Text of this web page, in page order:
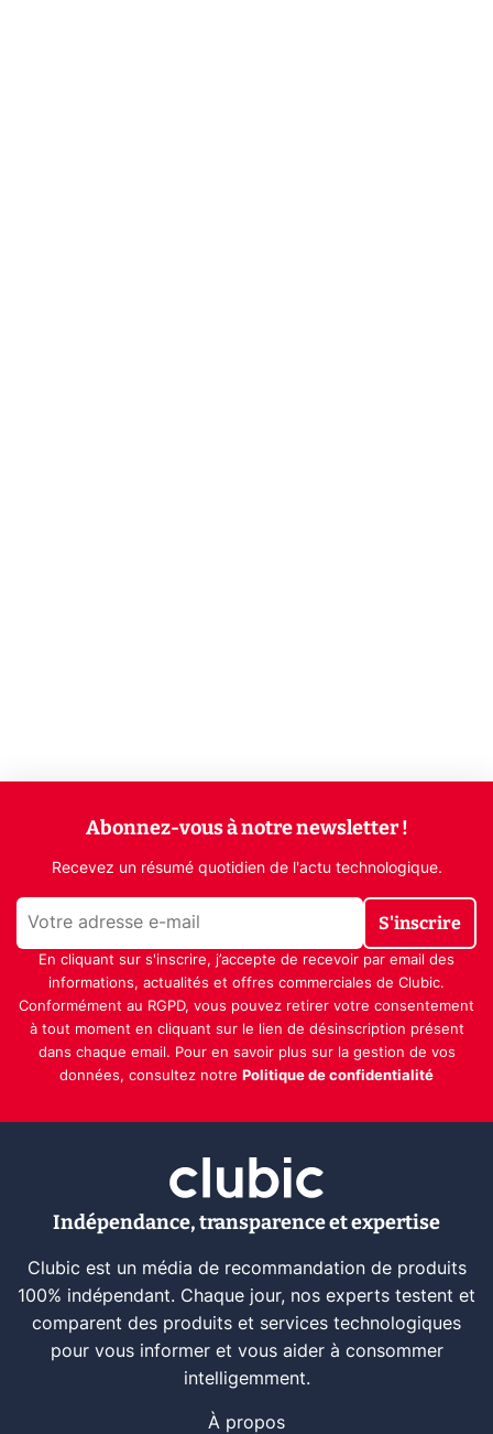
Abonnez-vous à notre newsletter !
Recevez un résumé quotidien de l'actu technologique.
S'inscrire
En cliquant sur s'inscrire, j’accepte de recevoir par email des
informations, actualités et offres commerciales de Clubic.
Conformément au RGPD, vous pouvez retirer votre consentement
à tout moment en cliquant sur le lien de désinscription présent
dans chaque email. Pour en savoir plus sur la gestion de vos
données, consultez notre Politique de confidentialité
Indépendance, transparence et expertise
Clubic est un média de recommandation de produits
100% indépendant. Chaque jour, nos experts testent et
comparent des produits et services technologiques
pour vous informer et vous aider à consommer
intelligemment.
À propos